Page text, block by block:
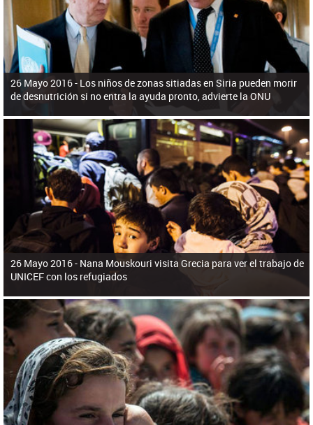
26 Mayo 2016 - Los niños de zonas sitiadas en Siria pueden morir
de desnutrición si no entra la ayuda pronto, advierte la ONU
26 Mayo 2016 - Nana Mouskouri visita Grecia para ver el trabajo de
UNICEF con los refugiados